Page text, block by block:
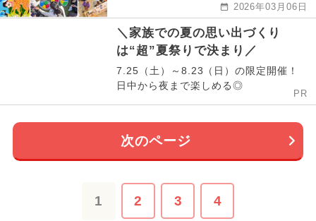
2026年03月06日
＼家族での夏の思い出づくり
は“超”夏祭りで決まり／
7.25（土）～8.23（日）の限定開催！
日中から夜まで楽しめる◎
PR
次のページ
1 2 3 4